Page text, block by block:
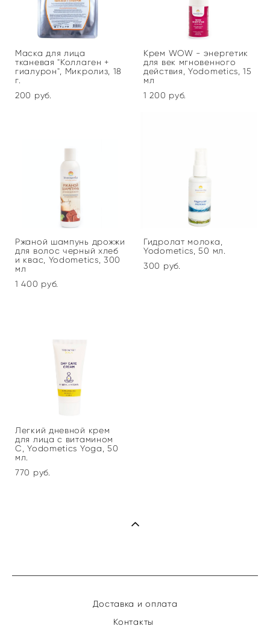
Маска для лица
тканевая "Коллаген +
гиалурон", Микролиз, 18
г.
200 pуб.
Крем WOW - энергетик
для век мгновенного
действия, Yodometics, 15
мл
1 200 pуб.
Ржаной шампунь дрожжи
для волос черный хлеб
и квас, Yodometics, 300
мл
1 400 pуб.
Гидролат молока,
Yodometics, 50 мл.
300 pуб.
Легкий дневной крем
для лица с витамином
С, Yodometics Yoga, 50
мл.
770 pуб.
Доставка и оплата
Контакты